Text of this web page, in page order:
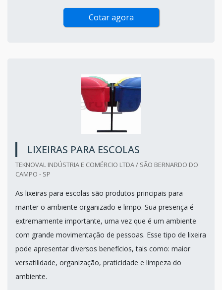
Cotar agora
LIXEIRAS PARA ESCOLAS
TEKNOVAL INDÚSTRIA E COMÉRCIO LTDA / SÃO BERNARDO DO
CAMPO - SP
As lixeiras para escolas são produtos principais para
manter o ambiente organizado e limpo. Sua presença é
extremamente importante, uma vez que é um ambiente
com grande movimentação de pessoas. Esse tipo de lixeira
pode apresentar diversos benefícios, tais como: maior
versatilidade, organização, praticidade e limpeza do
ambiente.